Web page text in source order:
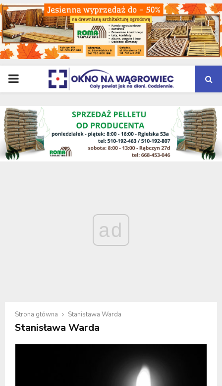
PRIMARY
MENU
ad
Strona główna Stanisława Warda
Stanisława Warda